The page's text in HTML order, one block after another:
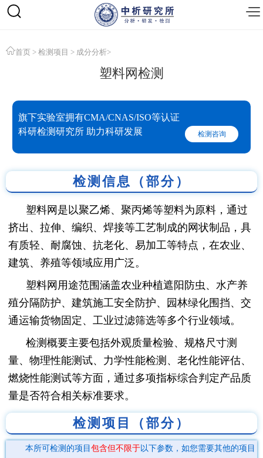
首页 > 检测项目 > 成分分析>
塑料网检测
旗下实验室拥有CMA/CNAS/ISO等认证
科研检测研究所 助力科研发展
检测咨询
检测信息（部分）
塑料网是以聚乙烯、聚丙烯等塑料为原料，通过
挤出、拉伸、编织、焊接等工艺制成的网状制品，具
有质轻、耐腐蚀、抗老化、易加工等特点，在农业、
建筑、养殖等领域应用广泛。
塑料网用途范围涵盖农业种植遮阳防虫、水产养
殖分隔防护、建筑施工安全防护、园林绿化围挡、交
通运输货物固定、工业过滤筛选等多个行业领域。
检测概要主要包括外观质量检验、规格尺寸测
量、物理性能测试、力学性能检测、老化性能评估、
燃烧性能测试等方面，通过多项指标综合判定产品质
量是否符合相关标准要求。
检测项目（部分）
本所可检测的项目 包含但不限于以下参数，如您需要其他的项目